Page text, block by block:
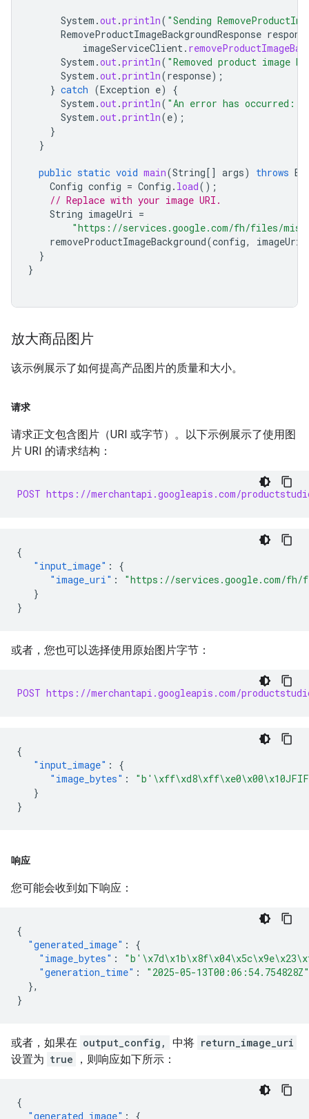
System .out.println( "Sending
RemoveProductImageBackgroundResponse
imageServiceClient.
System .out.println( "Removed product image
System .out.println(response);
} catch (Exception e)
{
System .out.println( "An error has occurred: "
System .out.println(e);
}
}
public static void main(String[] args) throws
Config config = Config . load();
// Replace with your image URI.
String imageUri =
"https://services.google.com/fh/files/misc/
removeProductImageBackground(config, imageUri
}
}
放大商品图片
该示例展示了如何提高产品图片的质量和大小。
请求
请求正文包含图片（URI 或字节）。以下示例展示了使用图
片 URI 的请求结构：
POST https://merchantapi.googleapis.com/
{
"input_image" :
{
"image_uri" :
"https://services.google.com/fh/
}
}
或者，您也可以选择使用原始图片字节：
POST https://merchantapi.googleapis.com/
{
"input_image" :
{
"image_bytes" :
}
}
响应
您可能会收到如下响应：
{
"generated_image" :
{
"image_bytes" :
"generation_time" :
"2025-05-13T00:06:54.754828Z"
},
}
或者，如果在 output_config, 中将 return_image_uri
设置为 true ，则响应如下所示：
{
"generated_image" : {